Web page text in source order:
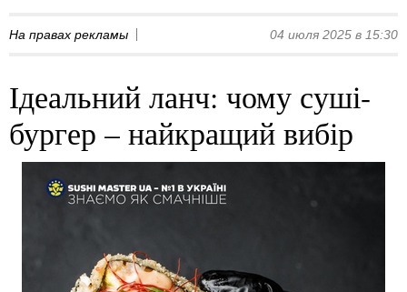
На правах рекламы 04 июля 2025 в 15:30
Ідеальний ланч: чому суші-
бургер – найкращий вибір